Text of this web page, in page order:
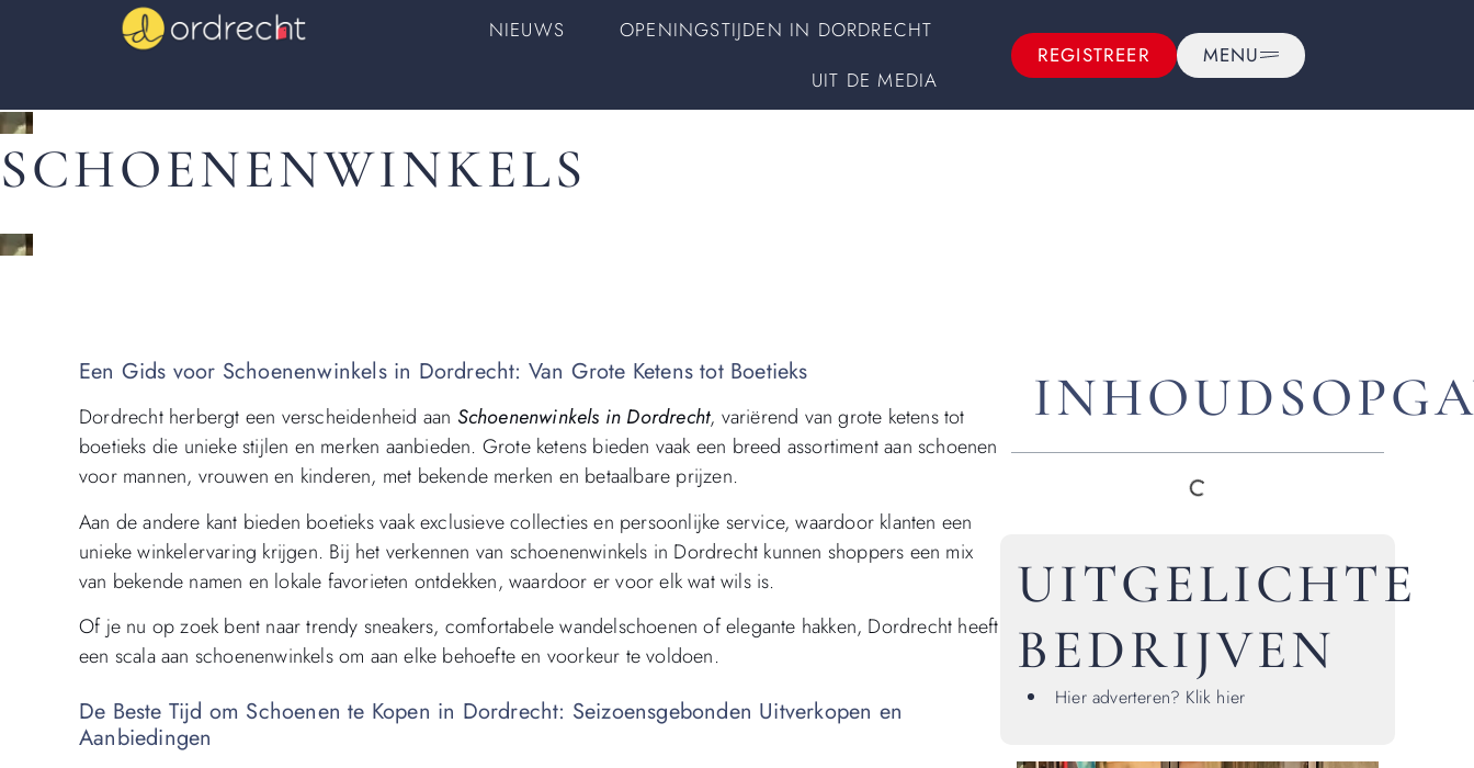
NIEUWS
OPENINGSTIJDEN IN DORDRECHT
UIT DE MEDIA
REGISTREER MENU
SCHOENENWINKELS
Een Gids voor Schoenenwinkels in Dordrecht: Van Grote Ketens tot Boetieks
Dordrecht herbergt een verscheidenheid aan Schoenenwinkels in Dordrecht, variërend van grote ketens tot
boetieks die unieke stijlen en merken aanbieden. Grote ketens bieden vaak een breed assortiment aan schoenen
voor mannen, vrouwen en kinderen, met bekende merken en betaalbare prijzen.
Aan de andere kant bieden boetieks vaak exclusieve collecties en persoonlijke service, waardoor klanten een
unieke winkelervaring krijgen. Bij het verkennen van schoenenwinkels in Dordrecht kunnen shoppers een mix
van bekende namen en lokale favorieten ontdekken, waardoor er voor elk wat wils is.
Of je nu op zoek bent naar trendy sneakers, comfortabele wandelschoenen of elegante hakken, Dordrecht heeft
een scala aan schoenenwinkels om aan elke behoefte en voorkeur te voldoen.
De Beste Tijd om Schoenen te Kopen in Dordrecht: Seizoensgebonden Uitverkopen en
Aanbiedingen
UITGELICHTE
BEDRIJVEN
Hier adverteren? Klik hier